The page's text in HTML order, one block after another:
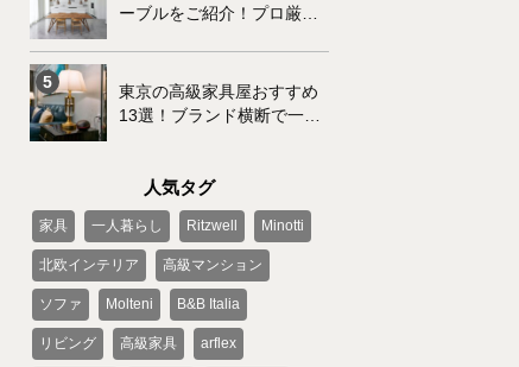
ーブルをご紹介！プロ厳選
東京の高級家具屋おすすめ
13選！ブランド横断で一括
人気タグ
家具 一人暮らし Ritzwell Minotti
北欧インテリア 高級マンション
ソファ Molteni B&B Italia
リビング 高級家具 arflex